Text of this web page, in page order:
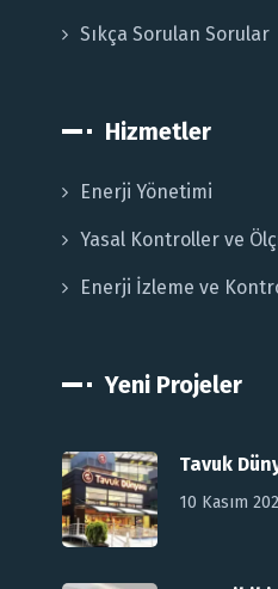
Sıkça Sorulan Sorular
Hizmetler
Enerji Yönetimi
Yasal Kontroller ve
Enerji İzleme ve
Yeni Projeler
Tavuk
10 Kasım